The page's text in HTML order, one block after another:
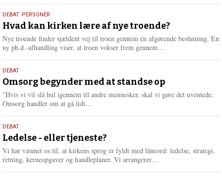
e
e
25.
juli
2026
DEBAT, PERSONER
Hvad kan kirken lære af nye troende?
Nye troende finder sjældent vej til troen gennem én afgørende beslutning. En
ny ph.d.-afhandling viser, at troen vokser frem gennem…
e
e
9.
juli
2026
DEBAT
Omsorg begynder med at standse op
”Hvis vi vil slå hul igennem til andre mennesker, skal vi gøre det uventede.
Omsorg handler om at gå lidt…
e
e
10.
juni
2026
DEBAT
Ledelse - eller tjeneste?
Vi har vænnet os til, at kirkens sprog er fyldt med låneord: ledelse, strategi,
retning, kerneopgaver og handleplaner. Vi arrangerer…